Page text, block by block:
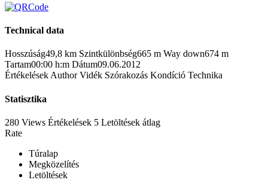
Technical data
Hosszúság49,8 km Szintkülönbség665 m Way down674 m
Tartam00:00 h:m Dátum09.06.2012
Értékelések Author Vidék Szórakozás Kondíció Technika
Statisztika
280 Views Értékelések 5 Letöltések átlag
Rate
Túralap
Megközelítés
Letöltések